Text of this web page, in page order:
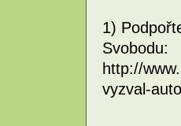
1)
Svobodu:
http://
vyzval-